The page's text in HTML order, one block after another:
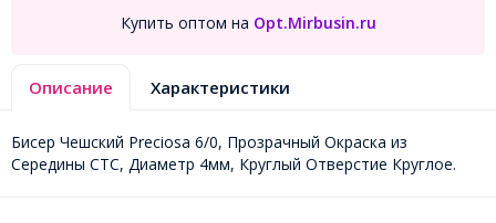
Купить оптом на Opt.Mirbusin.ru
Описание Характеристики
Бисер Чешский Preciosa 6/0, Прозрачный Окраска из
Середины CTC, Диаметр 4мм, Круглый Отверстие Круглое.